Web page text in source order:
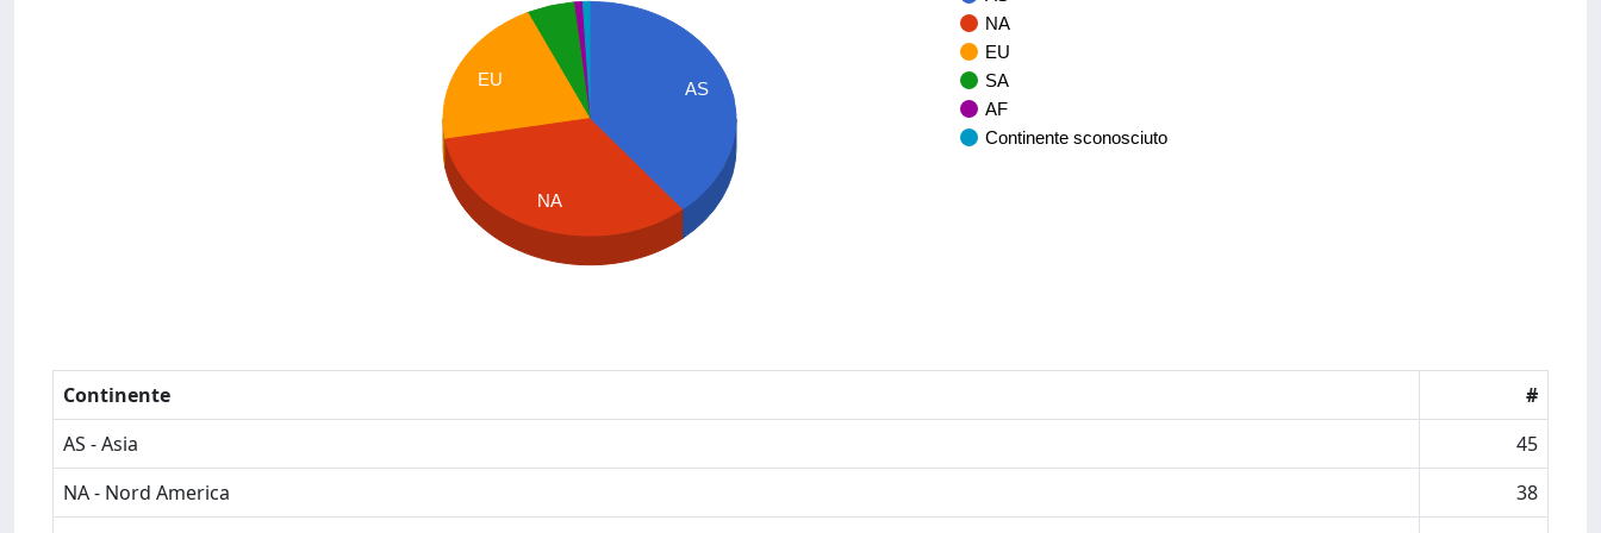
NA
EU
SA
AF
Continente sconosciuto
AS
EU
NA
Continente
#
AS - Asia
45
NA - Nord America
38